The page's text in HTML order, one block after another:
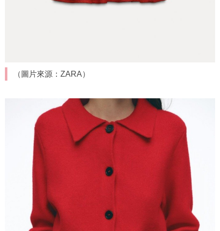
（圖片來源：ZARA）